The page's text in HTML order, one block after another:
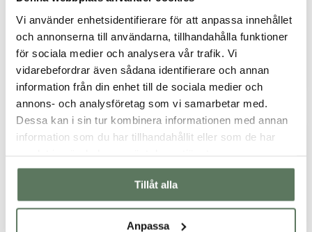
Vi använder enhetsidentifierare för att anpassa innehållet
och annonserna till användarna, tillhandahålla funktioner
för sociala medier och analysera vår trafik. Vi
vidarebefordrar även sådana identifierare och annan
information från din enhet till de sociala medier och
annons- och analysföretag som vi samarbetar med.
Dessa kan i sin tur kombinera informationen med annan
information som du har tillhandahållit eller som de har
Tillåt alla
Anpassa
Sommarsemestern 2024 börjar närma sig och för vissa
kanske en barnsemester väntar med mycket skratt och
lek. För andra står hemester i Sverige på schemat. Vissa
kanske till och med har en bucket list inför semestern med
fina platser att besöka och trevliga restauranger...